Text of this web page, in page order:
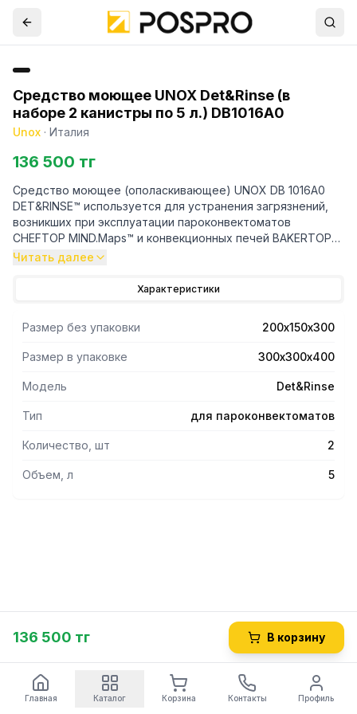
Средство моющее UNOX Det&Rinse (в
наборе 2 канистры по 5 л.) DB1016A0
Unox · Италия
136 500 тг
Средство моющее (ополаскивающее) UNOX DB 1016A0
DET&RINSE™ используется для устранения загрязнений,
возникших при эксплуатации пароконвектоматов
CHEFTOP MIND.Maps™ и конвекционных печей BAKERTOP
MIND.Maps™ с системой автоматического мытья
В упаковке 2 канистры по 5 литров.
Читать далее
Характеристики
Размер без упаковки 200х150х300
Размер в упаковке 300х300х400
Модель Det&Rinse
Тип для пароконвектоматов
Количество, шт 2
Объем, л 5
136 500 тг В корзину
Главная Каталог Корзина Контакты Профиль